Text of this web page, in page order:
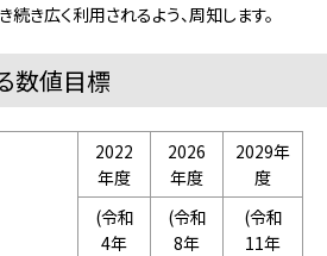
続き広く利用されるよう、周知します。
数値目標
2022
年度
2026
年度
2029年
度
(令和
4年
(令和
8年
(令和
11年